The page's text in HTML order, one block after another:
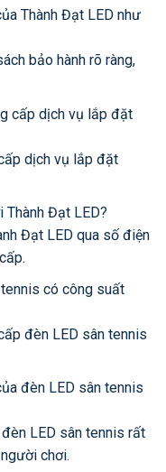
Thành Đạt LED như
bảo hành rõ ràng,
cấp dịch vụ lắp đặt
dịch vụ lắp đặt
Đạt LED?
Đạt LED qua số điện
có công suất
đèn LED sân tennis
đèn LED sân tennis
LED sân tennis rất
chơi.